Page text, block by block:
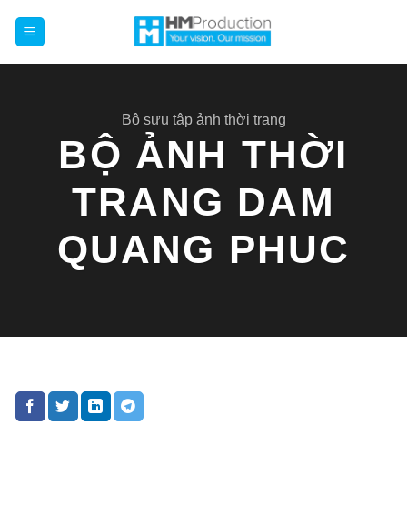
Bộ sưu tập ảnh thời trang
BỘ ẢNH THỜI
TRANG DAM
QUANG PHUC